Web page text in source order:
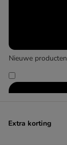
Nieuwe producten
Extra korting